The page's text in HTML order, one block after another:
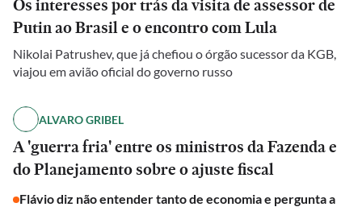
Os interesses por trás da visita de assessor de
Putin ao Brasil e o encontro com Lula
Nikolai Patrushev, que já chefiou o órgão sucessor da KGB,
viajou em avião oficial do governo russo
ALVARO GRIBEL
A 'guerra fria' entre os ministros da Fazenda e
do Planejamento sobre o ajuste fiscal
Flávio diz não entender tanto de economia e pergunta a